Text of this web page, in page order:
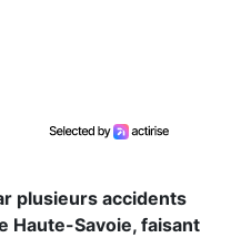
plusieurs accidents
Haute-Savoie, faisant